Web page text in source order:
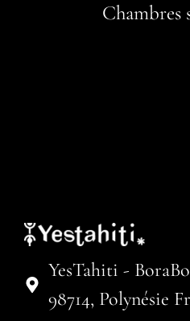
Chambres
YesTahiti -
98714, Polynésie